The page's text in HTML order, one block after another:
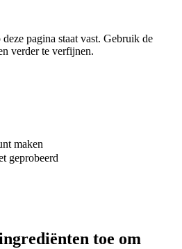
pagina staat vast. Gebruik de
verder te verfijnen.
maken
geprobeerd
toe om